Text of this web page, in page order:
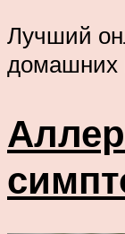
Лучший
домашних